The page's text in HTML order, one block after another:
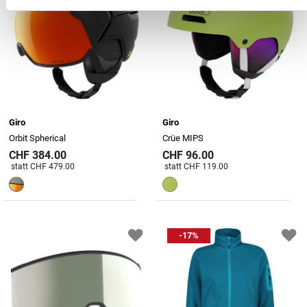
Giro
Orbit Spherical
CHF 384.00
Preis reduziert von
statt CHF 479.00
Giro
Crüe MIPS
CHF 96.00
Preis reduziert von
statt CHF 119.00
-17%